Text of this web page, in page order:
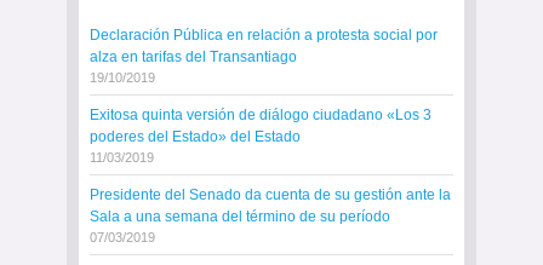
Declaración Pública en relación a protesta social por
alza en tarifas del Transantiago
19/10/2019
Exitosa quinta versión de diálogo ciudadano «Los 3
poderes del Estado» del Estado
11/03/2019
Presidente del Senado da cuenta de su gestión ante la
Sala a una semana del término de su período
07/03/2019